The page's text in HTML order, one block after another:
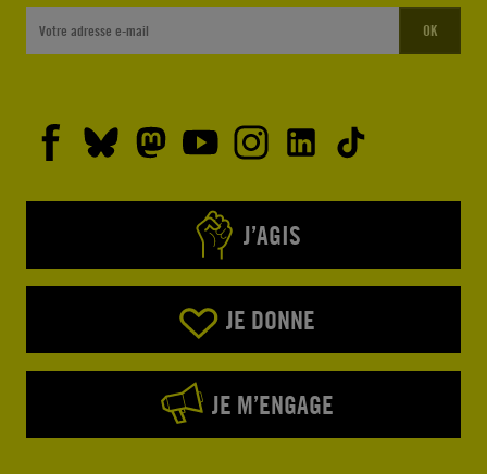
OK
J’AGIS
JE DONNE
JE M’ENGAGE